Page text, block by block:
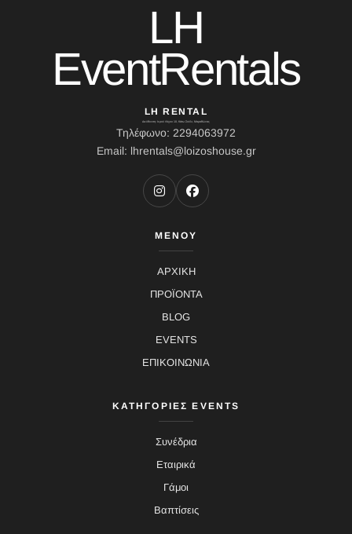
LH
EventRentals
LH RENTAL
Διεύθυνση: Ιερού Λόχου 10, Κάτω Σούλι, Μαραθώνας
Τηλέφωνο: 2294063972
Email: lhrentals@loizoshouse.gr
ΜΕΝΟΥ
ΑΡΧΙΚΗ
ΠΡΟΪΟΝΤΑ
BLOG
EVENTS
ΕΠΙΚΟΙΝΩΝΙΑ
ΚΑΤΗΓΟΡΙΕΣ EVENTS
Συνέδρια
Εταιρικά
Γάμοι
Βαπτίσεις